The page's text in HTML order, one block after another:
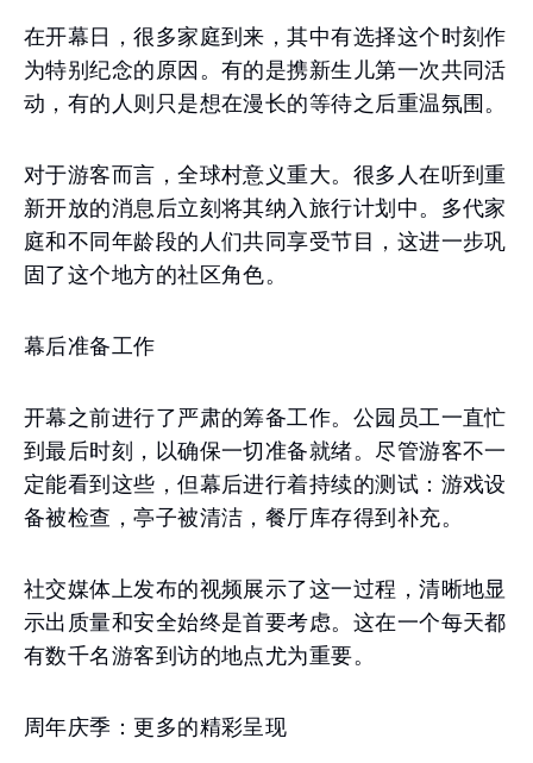
在开幕日，很多家庭到来，其中有选择这个时刻作
为特别纪念的原因。有的是携新生儿第一次共同活
动，有的人则只是想在漫长的等待之后重温氛围。
对于游客而言，全球村意义重大。很多人在听到重
新开放的消息后立刻将其纳入旅行计划中。多代家
庭和不同年龄段的人们共同享受节目，这进一步巩
固了这个地方的社区角色。
幕后准备工作
开幕之前进行了严肃的筹备工作。公园员工一直忙
到最后时刻，以确保一切准备就绪。尽管游客不一
定能看到这些，但幕后进行着持续的测试：游戏设
备被检查，亭子被清洁，餐厅库存得到补充。
社交媒体上发布的视频展示了这一过程，清晰地显
示出质量和安全始终是首要考虑。这在一个每天都
有数千名游客到访的地点尤为重要。
周年庆季：更多的精彩呈现